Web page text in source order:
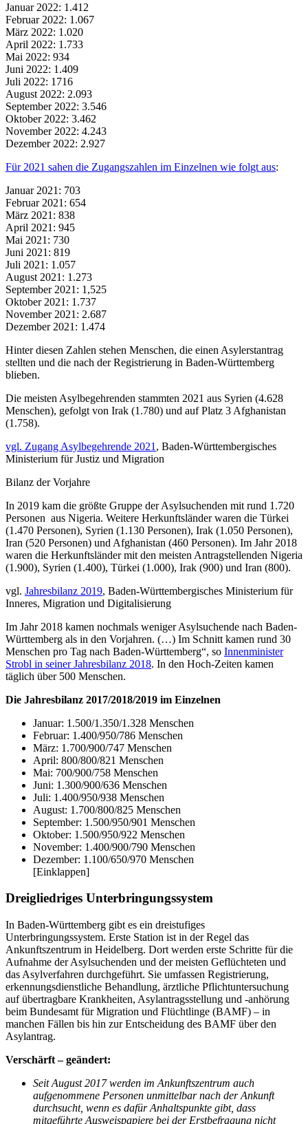
Januar 2022: 1.412
Februar 2022: 1.067
März 2022: 1.020
April 2022: 1.733
Mai 2022: 934
Juni 2022: 1.409
Juli 2022: 1716
August 2022: 2.093
September 2022: 3.546
Oktober 2022: 3.462
November 2022: 4.243
Dezember 2022: 2.927
Für 2021 sahen die Zugangszahlen im Einzelnen wie folgt aus:
Januar 2021: 703
Februar 2021: 654
März 2021: 838
April 2021: 945
Mai 2021: 730
Juni 2021: 819
Juli 2021: 1.057
August 2021: 1.273
September 2021: 1,525
Oktober 2021: 1.737
November 2021: 2.687
Dezember 2021: 1.474
Hinter diesen Zahlen stehen Menschen, die einen Asylerstantrag
stellten und die nach der Registrierung in Baden-Württemberg
blieben.
Die meisten Asylbegehrenden stammten 2021 aus Syrien (4.628
Menschen), gefolgt von Irak (1.780) und auf Platz 3 Afghanistan
(1.758).
vgl. Zugang Asylbegehrende 2021 , Baden-Württembergisches
Ministerium für Justiz und Migration
Bilanz der Vorjahre
In 2019 kam die größte Gruppe der Asylsuchenden mit rund 1.720
Personen aus Nigeria. Weitere Herkunftsländer waren die Türkei
(1.470 Personen), Syrien (1.130 Personen), Irak (1.050 Personen),
Iran (520 Personen) und Afghanistan (460 Personen). Im Jahr 2018
waren die Herkunftsländer mit den meisten Antragstellenden Nigeria
(1.900), Syrien (1.400), Türkei (1.000), Irak (900) und Iran (800).
vgl. Jahresbilanz 2019, Baden-Württembergisches Ministerium für
Inneres, Migration und Digitalisierung
Im Jahr 2018 kamen nochmals weniger Asylsuchende nach Baden-
Württemberg als in den Vorjahren. (…) Im Schnitt kamen rund 30
Menschen pro Tag nach Baden-Württemberg“, so Innenminister
Strobl in seiner Jahresbilanz 2018. In den Hoch-Zeiten kamen
täglich über 500 Menschen.
Die Jahresbilanz 2017/2018/2019 im Einzelnen
Januar: 1.500/1.350/1.328 Menschen
Februar: 1.400/950/786 Menschen
März: 1.700/900/747 Menschen
April: 800/800/821 Menschen
Mai: 700/900/758 Menschen
Juni: 1.300/900/636 Menschen
Juli: 1.400/950/938 Menschen
August: 1.700/800/825 Menschen
September: 1.500/950/901 Menschen
Oktober: 1.500/950/922 Menschen
November: 1.400/900/790 Menschen
Dezember: 1.100/650/970 Menschen
[Einklappen]
Dreigliedriges Unterbringungssystem
In Baden-Württemberg gibt es ein dreistufiges
Unterbringungssystem. Erste Station ist in der Regel das
Ankunftszentrum in Heidelberg. Dort werden erste Schritte für die
Aufnahme der Asylsuchenden und der meisten Geflüchteten und
das Asylverfahren durchgeführt. Sie umfassen Registrierung,
erkennungsdienstliche Behandlung, ärztliche Pflichtuntersuchung
auf übertragbare Krankheiten, Asylantragsstellung und -anhörung
beim Bundesamt für Migration und Flüchtlinge (BAMF) – in
manchen Fällen bis hin zur Entscheidung des BAMF über den
Asylantrag.
Verschärft – geändert:
Seit August 2017 werden im Ankunftszentrum auch
aufgenommene Personen unmittelbar nach der Ankunft
durchsucht, wenn es dafür Anhaltspunkte gibt, dass
mitgeführte Ausweispapiere bei der Erstbefragung nicht